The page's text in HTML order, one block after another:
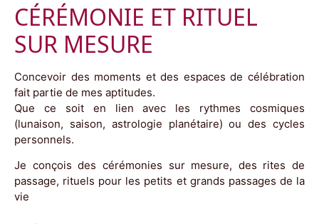
CÉRÉMONIE ET RITUEL
SUR MESURE
Concevoir des moments et des espaces de célébration
fait partie de mes aptitudes.
Que ce soit en lien avec les rythmes cosmiques
(lunaison, saison, astrologie planétaire) ou des cycles
personnels.
Je conçois des cérémonies sur mesure, des rites de
passage, rituels pour les petits et grands passages de la
vie